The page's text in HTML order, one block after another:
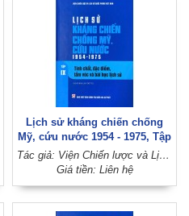
Lịch sử kháng chiến chống
Mỹ, cứu nước 1954 - 1975, Tập
IX: Tính chất, đặc điểm, tầm
vóc và bài học lịch sử (Xuất
Tác giả: Viện Chiến lược và Lịch sử quốc phòng Việt Nam
Giá tiền: Liên hệ